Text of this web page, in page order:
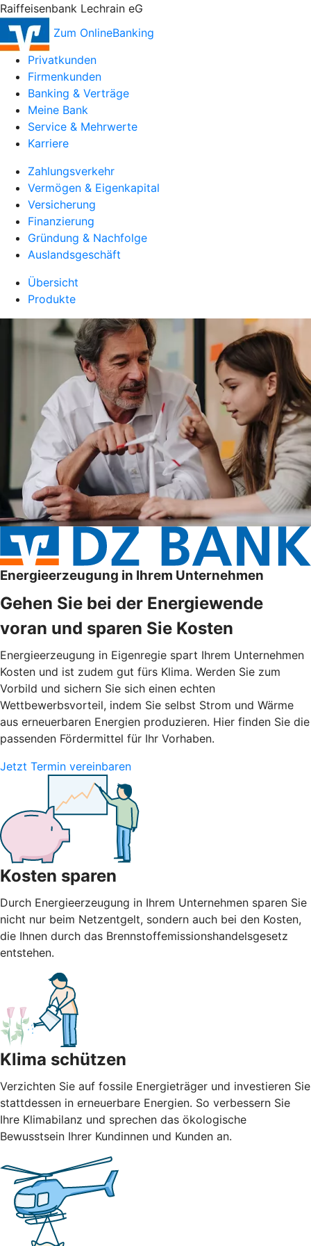
Raiffeisenbank Lechrain eG
Zum OnlineBanking
Privatkunden
Firmenkunden
Banking & Verträge
Meine Bank
Service & Mehrwerte
Karriere
Zahlungsverkehr
Vermögen & Eigenkapital
Versicherung
Finanzierung
Gründung & Nachfolge
Auslandsgeschäft
Übersicht
Produkte
Energieerzeugung in Ihrem Unternehmen
Gehen Sie bei der Energiewende
voran und sparen Sie Kosten
Energieerzeugung in Eigenregie spart Ihrem Unternehmen
Kosten und ist zudem gut fürs Klima. Werden Sie zum
Vorbild und sichern Sie sich einen echten
Wettbewerbsvorteil, indem Sie selbst Strom und Wärme
aus erneuerbaren Energien produzieren. Hier finden Sie die
passenden Fördermittel für Ihr Vorhaben.
Jetzt Termin vereinbaren
Kosten sparen
Durch Energieerzeugung in Ihrem Unternehmen sparen Sie
nicht nur beim Netzentgelt, sondern auch bei den Kosten,
die Ihnen durch das Brennstoffemissionshandelsgesetz
entstehen.
Klima schützen
Verzichten Sie auf fossile Energieträger und investieren Sie
stattdessen in erneuerbare Energien. So verbessern Sie
Ihre Klimabilanz und sprechen das ökologische
Bewusstsein Ihrer Kundinnen und Kunden an.